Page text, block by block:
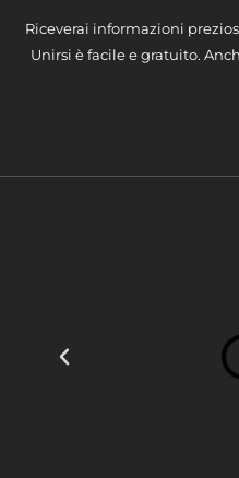
Riceverai informazioni
Unirsi è facile e gratuito.